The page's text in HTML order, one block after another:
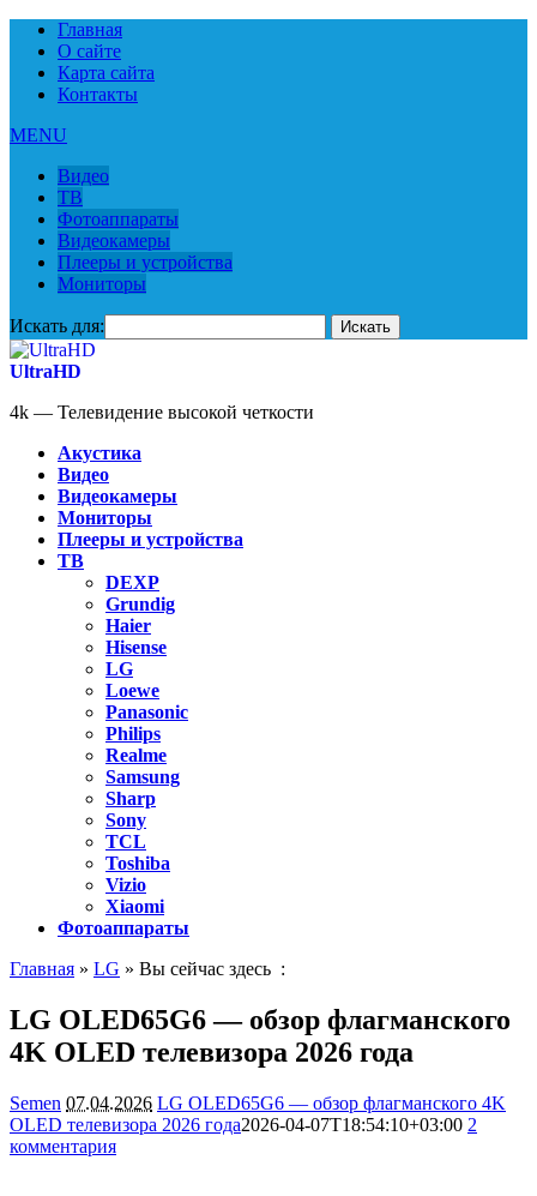
Главная
О сайте
Карта сайта
Контакты
MENU
Видео
ТВ
Фотоаппараты
Видеокамеры
Плееры и устройства
Мониторы
Искать для:
UltraHD
4k — Телевидение высокой четкости
Акустика
Видео
Видеокамеры
Мониторы
Плееры и устройства
ТВ
DEXP
Grundig
Haier
Hisense
LG
Loewe
Panasonic
Philips
Realme
Samsung
Sharp
Sony
TCL
Toshiba
Vizio
Xiaomi
Фотоаппараты
Главная » LG » Вы сейчас здесь :
LG OLED65G6 — обзор флагманского
4K OLED телевизора 2026 года
Semen 07.04.2026 LG OLED65G6 — обзор флагманского 4K
OLED телевизора 2026 года2026-04-07T18:54:10+03:00 2
комментария